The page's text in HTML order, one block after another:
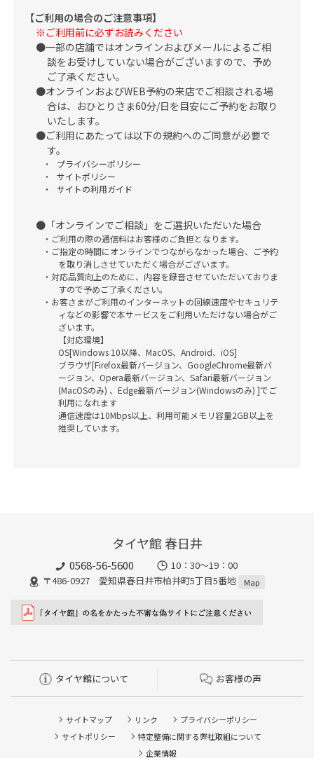
【ご利用の場合のご注意事項】
※ご利用前に必ずお読みください
一部の店舗ではオンラインおよびメールによるご相
談をお受けしていない場合がございますので、予め
ご了承ください。
オンラインおよびWEB予約の来店でご相談される場
合は、おひとりさま60分/日を目安にご予約をお取り
いたします。
ご利用にあたっては以下の規約へのご同意が必要で
す。
プライバシーポリシー
サイトポリシー
サイトの利用ガイド
「オンラインでご相談」をご選択いただいた場合
ご利用の際の通信料はお客様のご負担となります。
ご指定の時間にオンラインでつながらなかった場合、ご予約
を取り消しさせていただく場合がございます。
対応品質向上のために、内容を録音させていただいておりま
すので予めご了承ください。
お客さまがご利用のインターネットの回線速度やセキュリテ
ィなどの影響で本サービスをご利用いただけない場合がご
ざいます。
【対応環境】
OS[Windows 10以降、MacOS、Android、iOS]
ブラウザ[Firefox最新バージョン、GoogleChrome最新バ
ージョン、Opera最新バージョン、Safari最新バージョン
(MacOSのみ) 、Edge最新バージョン(Windowsのみ) ]でご
利用になれます
通信速度は10Mbps以上、利用可能メモリ容量2GB以上を
推奨しています。
タイヤ館 春日井
0568-56-5600
10：30～19：00
〒486-0927 愛知県春日井市柏井町5丁目5番地
Map
タイヤ館について お客様の声
サイトマップ リンク
プライバシーポリシー
サイトポリシー
特定整備に関する弊社取組について
企業情報